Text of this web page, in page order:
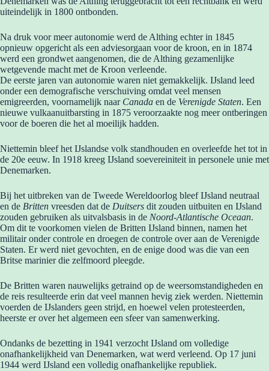
uiteindelijk in 1800 ontbonden.
Na druk voor meer autonomie werd de Althing echter in 1845
opnieuw opgericht als een adviesorgaan voor de kroon, en in 1874
werd een grondwet aangenomen, die de Althing gezamenlijke
wetgevende macht met de Kroon verleende.
De eerste jaren van autonomie waren niet gemakkelijk. IJsland leed
onder een demografische verschuiving omdat veel mensen
emigreerden, voornamelijk naar Canada en de Verenigde Staten. Een
nieuwe vulkaanuitbarsting in 1875 veroorzaakte nog meer ontberingen
voor de boeren die het al moeilijk hadden.
Niettemin bleef het IJslandse volk standhouden en overleefde het tot in
de 20e eeuw. In 1918 kreeg IJsland soevereiniteit in personele unie met
Denemarken.
Bij het uitbreken van de Tweede Wereldoorlog bleef IJsland neutraal
en de Britten vreesden dat de Duitsers dit zouden uitbuiten en IJsland
zouden gebruiken als uitvalsbasis in de Noord-Atlantische Oceaan.
Om dit te voorkomen vielen de Britten IJsland binnen, namen het
militair onder controle en droegen de controle over aan de Verenigde
Staten. Er werd niet gevochten, en de enige dood was die van een
Britse marinier die zelfmoord pleegde.
De Britten waren nauwelijks getraind op de weersomstandigheden en
de reis resulteerde erin dat veel mannen hevig ziek werden. Niettemin
voerden de IJslanders geen strijd, en hoewel velen protesteerden,
heerste er over het algemeen een sfeer van samenwerking.
Ondanks de bezetting in 1941 verzocht IJsland om volledige
onafhankelijkheid van Denemarken, wat werd verleend. Op 17 juni
1944 werd IJsland een volledig onafhankelijke republiek.